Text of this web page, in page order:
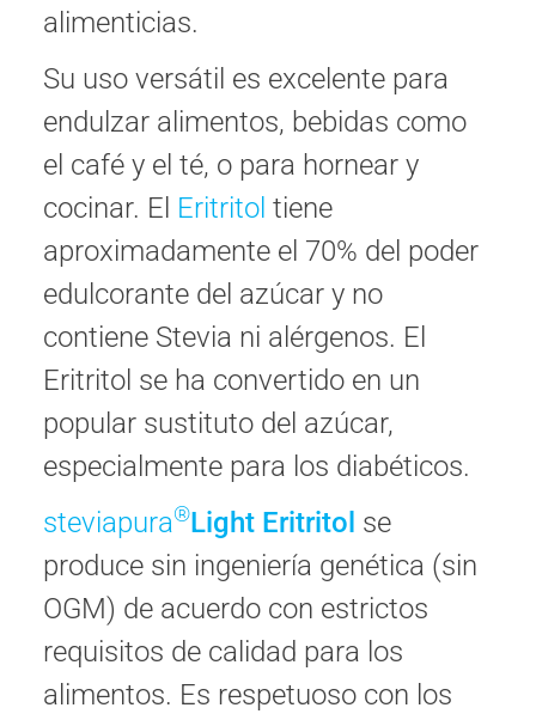
alimenticias.
Su uso versátil es excelente para
endulzar alimentos, bebidas como
el café y el té, o para hornear y
cocinar. El Eritritol tiene
aproximadamente el 70% del poder
edulcorante del azúcar y no
contiene Stevia ni alérgenos. El
Eritritol se ha convertido en un
popular sustituto del azúcar,
especialmente para los diabéticos.
steviapura®Light Eritritol se
produce sin ingeniería genética (sin
OGM) de acuerdo con estrictos
requisitos de calidad para los
alimentos. Es respetuoso con los